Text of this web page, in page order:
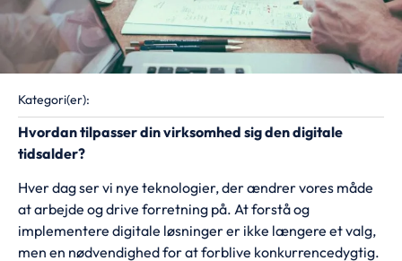
Kategori(er):
Hvordan tilpasser din virksomhed sig den digitale
tidsalder?
Hver dag ser vi nye teknologier, der ændrer vores måde
at arbejde og drive forretning på. At forstå og
implementere digitale løsninger er ikke længere et valg,
men en nødvendighed for at forblive konkurrencedygtig.